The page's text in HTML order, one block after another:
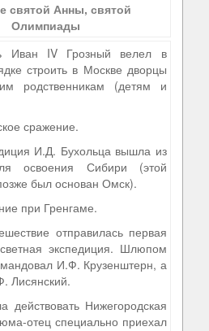
святой Анны, святой
Олимпиады
IV Грозный велел в
строить в Москве дворцы
родственникам (детям и
сражение.
И.Д. Бухольца вышла из
освоения Сибири (этой
был основан Омск).
при Гренгаме.
отправилась первая
экспедиция. Шлюпом
И.Ф. Крузенштерн, а
Лисянский.
Нижегородская
отец специально приехал